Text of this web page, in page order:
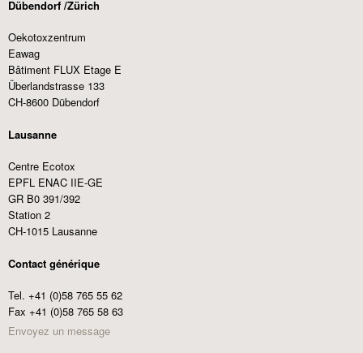
Dübendorf /Zürich
Oekotoxzentrum
Eawag
Bâtiment FLUX Etage E
Überlandstrasse 133
CH-8600 Dübendorf
Lausanne
Centre Ecotox
EPFL ENAC IIE-GE
GR B0 391/392
Station 2
CH-1015 Lausanne
Contact générique
Tel. +41 (0)58 765 55 62
Fax +41 (0)58 765 58 63
Envoyez un message